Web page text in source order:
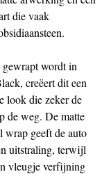
die vaak
wordt in
creëert dit een
look die zeker de
de weg. De matte
geeft de auto
uitstraling, terwijl
vleugje verfijning